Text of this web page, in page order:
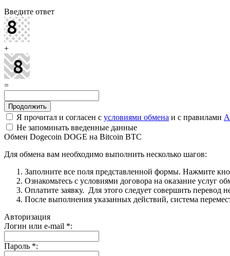
Введите ответ
+
=
Я прочитал и согласен с условиями обмена и с правилами
Не запоминать введенные данные
Обмен Dogecoin DOGE на Bitcoin BTC
Для обмена вам необходимо выполнить несколько шагов:
Заполните все поля представленной формы. Нажмите
Ознакомьтесь с условиями договора на оказание услуг
Оплатите заявку. Для этого следует совершить
После выполнения указанных действий, система
Авторизация
Логин или e-mail *:
Пароль *: